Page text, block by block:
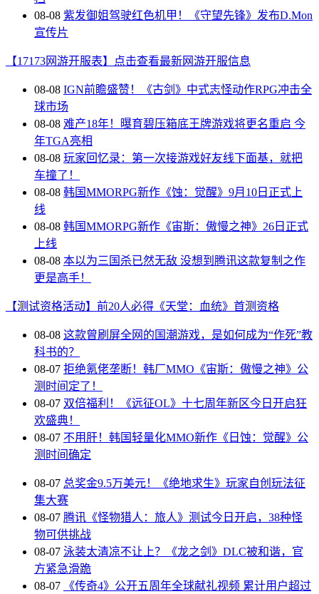
08-08 紫发御姐驾驶红色机甲！《守望先锋》发布D.Mon
宣传片
【17173网游开服表】点击查看最新网游开服信息
08-08 IGN前瞻盛赞！《古剑》中式志怪动作RPG冲击全
球市场
08-08 难产18年！曝育碧压箱底王牌游戏将更名重启 今
年TGA亮相
08-08 玩家回忆录：第一次接游戏好友线下面基，就把
车撞了！
08-08 韩国MMORPG新作《蚀：觉醒》9月10日正式上
线
08-08 韩国MMORPG新作《宙斯：傲慢之神》26日正式
上线
08-08 本以为三国杀已然无敌 没想到腾讯这款复制之作
更是高手！
【测试资格活动】前20人必得《天堂：血统》首测资格
08-08 这款曾刷屏全网的国潮游戏，是如何成为“作死”教
科书的？
08-07 拒绝氪佬垄断！韩厂MMO《宙斯：傲慢之神》公
测时间定了！
08-07 双倍福利！《远征OL》十七周年新区今日开启狂
欢盛典！
08-07 不用肝！韩国轻量化MMO新作《日蚀：觉醒》公
测时间确定
08-07 总奖金9.5万美元！《绝地求生》玩家自创玩法征
集大赛
08-07 腾讯《怪物猎人：旅人》测试今日开启，38种怪
物可供挑战
08-07 泳装太清凉不让上？《龙之剑》DLC被和谐，官
方紧急滑跪
08-07
《传奇4》公开五周年全球献礼视频 累计用户超过